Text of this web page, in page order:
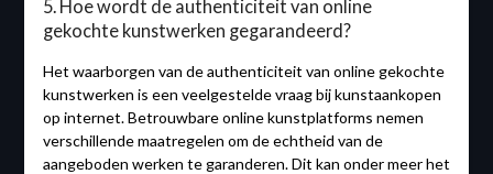
5. Hoe wordt de authenticiteit van online
gekochte kunstwerken gegarandeerd?
Het waarborgen van de authenticiteit van online gekochte
kunstwerken is een veelgestelde vraag bij kunstaankopen
op internet. Betrouwbare online kunstplatforms nemen
verschillende maatregelen om de echtheid van de
aangeboden werken te garanderen. Dit kan onder meer het